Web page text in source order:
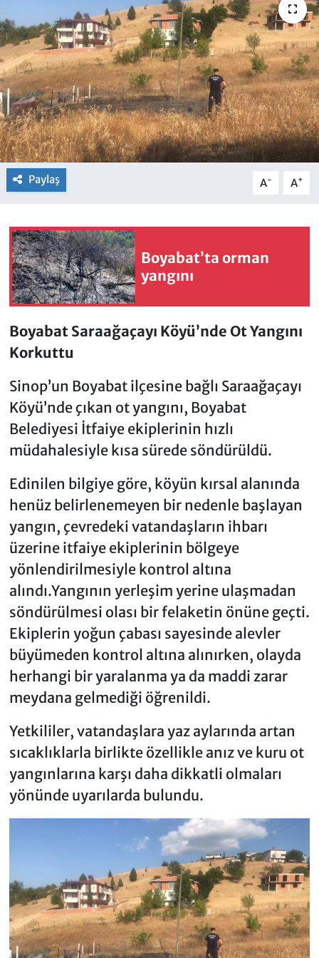
Paylaş A- A+
Boyabat’ta orman
yangını
Boyabat Saraağaçayı Köyü’nde Ot Yangını
Korkuttu
Sinop’un Boyabat ilçesine bağlı Saraağaçayı
Köyü’nde çıkan ot yangını, Boyabat
Belediyesi İtfaiye ekiplerinin hızlı
müdahalesiyle kısa sürede söndürüldü.
Edinilen bilgiye göre, köyün kırsal alanında
henüz belirlenemeyen bir nedenle başlayan
yangın, çevredeki vatandaşların ihbarı
üzerine itfaiye ekiplerinin bölgeye
yönlendirilmesiyle kontrol altına
alındı.Yangının yerleşim yerine ulaşmadan
söndürülmesi olası bir felaketin önüne geçti.
Ekiplerin yoğun çabası sayesinde alevler
büyümeden kontrol altına alınırken, olayda
herhangi bir yaralanma ya da maddi zarar
meydana gelmediği öğrenildi.
Yetkililer, vatandaşlara yaz aylarında artan
sıcaklıklarla birlikte özellikle anız ve kuru ot
yangınlarına karşı daha dikkatli olmaları
yönünde uyarılarda bulundu.